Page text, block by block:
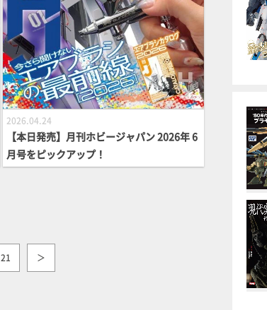
2026.04.24
【本日発売】月刊ホビージャパン 2026年 6
月号をピックアップ！
21 ＞